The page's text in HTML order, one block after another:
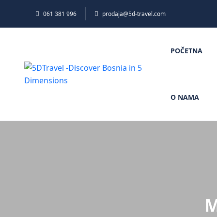
061 381 996 prodaja@5d-travel.com
POČETNA
O NAMA